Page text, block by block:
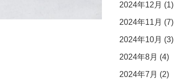
2024年12月 (1)
2024年11月 (7)
2024年10月 (3)
2024年8月 (4)
2024年7月 (2)